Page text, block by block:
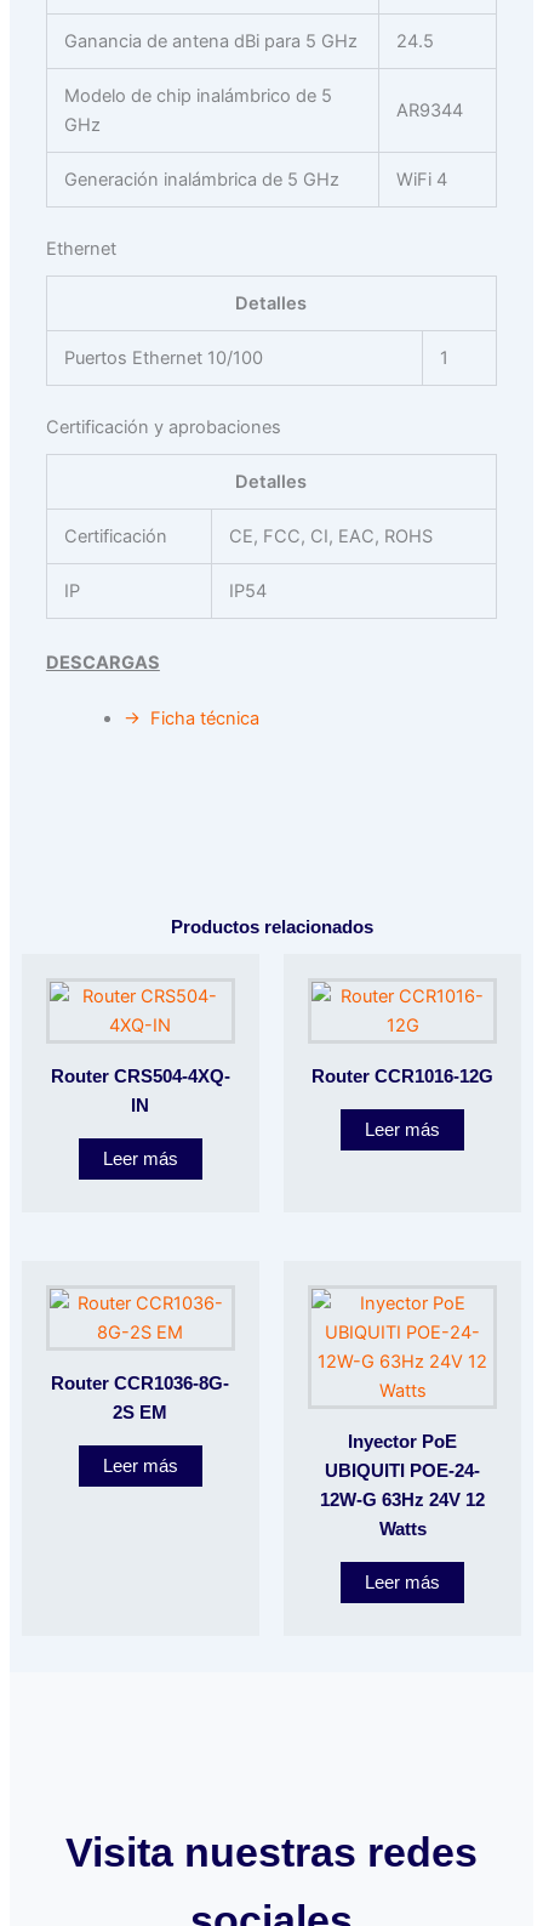
Ganancia de antena dBi para 5 GHz 24.5
Modelo de chip inalámbrico de 5
GHz
AR9344
Generación inalámbrica de 5 GHz WiFi 4
Ethernet
Detalles
Puertos Ethernet 10/100 1
Certificación y aprobaciones
Detalles
Certificación CE, FCC, CI, EAC, ROHS
IP IP54
DESCARGAS
→ Ficha técnica
Productos relacionados
Router CRS504-4XQ-
IN
Leer más
Router CCR1016-12G
Leer más
Router CCR1036-8G-
2S EM
Leer más
Inyector PoE
UBIQUITI POE-24-
12W-G 63Hz 24V 12
Watts
Leer más
Visita nuestras redes